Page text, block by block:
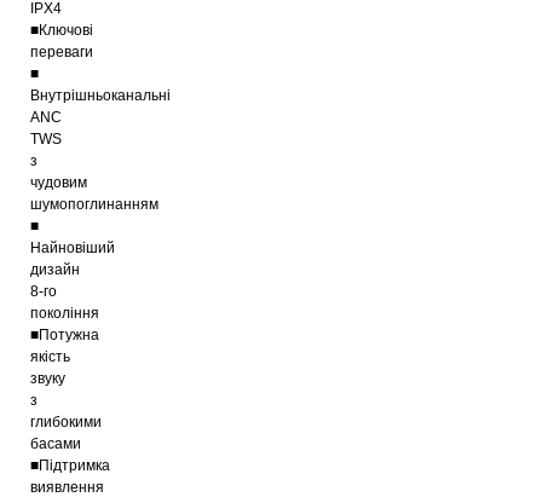
IPX4
■Ключові
переваги
■
Внутрішньоканальні
ANC
TWS
з
чудовим
шумопоглинанням
■
Найновіший
дизайн
8-го
покоління
■Потужна
якість
звуку
з
глибокими
басами
■Підтримка
виявлення